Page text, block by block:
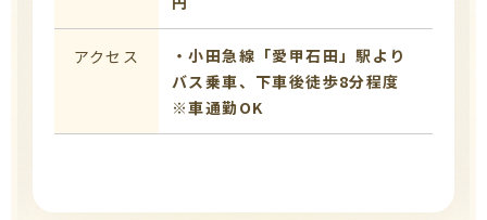
アクセス
・小田急線「愛甲石田」駅より
バス乗車、下車後徒歩8分程度
※車通勤OK